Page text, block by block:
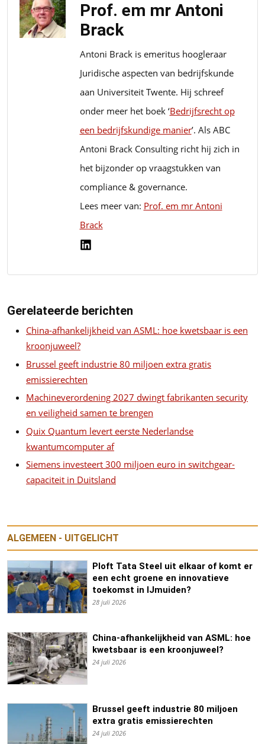
Prof. em mr Antoni
Brack
Antoni Brack is emeritus hoogleraar
Juridische aspecten van bedrijfskunde
aan Universiteit Twente. Hij schreef
onder meer het boek ‘Bedrijfsrecht op
een bedrijfskundige manier’. Als ABC
Antoni Brack Consulting richt hij zich in
het bijzonder op vraagstukken van
compliance & governance.
Lees meer van: Prof. em mr Antoni
Brack
Gerelateerde berichten
China-afhankelijkheid van ASML: hoe kwetsbaar is een
kroonjuweel?
Brussel geeft industrie 80 miljoen extra gratis
emissierechten
Machineverordening 2027 dwingt fabrikanten security
en veiligheid samen te brengen
Quix Quantum levert eerste Nederlandse
kwantumcomputer af
Siemens investeert 300 miljoen euro in switchgear-
capaciteit in Duitsland
ALGEMEEN - UITGELICHT
Ploft Tata Steel uit elkaar of komt er
een echt groene en innovatieve
toekomst in IJmuiden?
28 juli 2026
China-afhankelijkheid van ASML: hoe
kwetsbaar is een kroonjuweel?
24 juli 2026
Brussel geeft industrie 80 miljoen
extra gratis emissierechten
24 juli 2026